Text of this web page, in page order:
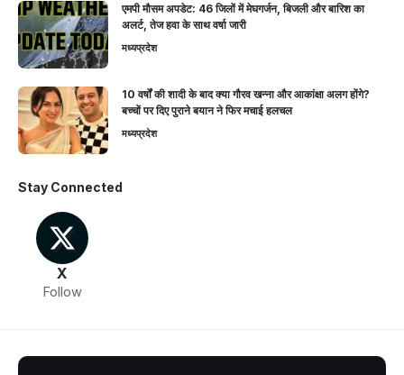
एमपी मौसम अपडेट: 46 जिलों में मेघगर्जन, बिजली और बारिश का
अलर्ट, तेज हवा के साथ वर्षा जारी
मध्यप्रदेश
10 वर्षों की शादी के बाद क्या गौरव खन्ना और आकांक्षा अलग होंगे?
बच्चों पर दिए पुराने बयान ने फिर मचाई हलचल
मध्यप्रदेश
Stay Connected
X
Follow